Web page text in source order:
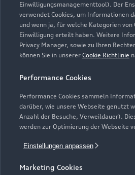
Einwilligungsmanagementtool). Der
verwendet Cookies, um Informationen
und wenn ja, für welche Kategorien von
Einwilligung erteilt haben. Weitere
Privacy Manager, sowie zu Ihren
können Sie in unserer Cookie Richtlinie
Performance Cookies
Performance Cookies sammeln
darüber, wie unsere Webseite genutzt
Anzahl der Besuche, Verweildauer).
werden zur Optimierung der Webseite
Einstellungen anpassen
Marketing Cookies
Modelle
Elektromodelle
Plug-in-Hybride
Neuwagensuche
Gebrauchtwagensuche
Service & Zubehör
Saisonale Angebote
Audi Services
Garantie
Support
Über Audi